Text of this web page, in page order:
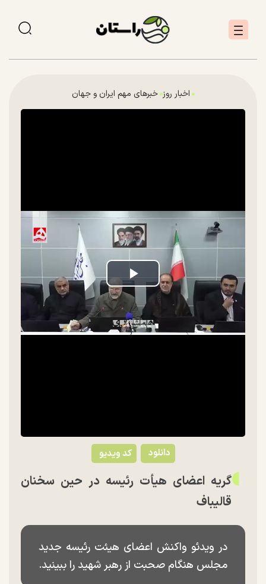
اخبار روز خبرهای مهم ایران و جهان
Play
Video
کد ویدیو دانلود
گریه اعضای هیأت رئیسه در حین سخنان
قالیباف
در ویدئو واکنش اعضای هیئت رئیسه جدید
مجلس هنگام صحبت از رهبر شهید را ببینید.